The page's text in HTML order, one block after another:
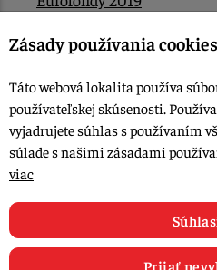
Eurofondy 2022/2023
Kontakt
© 2015-2026, LIANA GOLIAŠ s.r.o.
Upraviť nastavenia Cookies
Zásady používania cookies
Táto webová lokalita používa
používateľskej skúsenosti.
vyjadrujete súhlas s používaním
súlade s našimi zásadami
viac
Prijať